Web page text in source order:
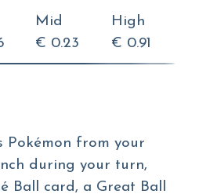
Mid
€ 0.23
High
€ 0.91
Pokémon from your
during your turn,
Ball card, a Great Ball